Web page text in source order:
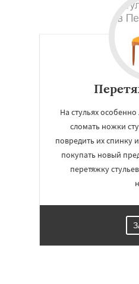
На стульях
сломать ножки
повредить их спинку
покупать новый
перетяжку